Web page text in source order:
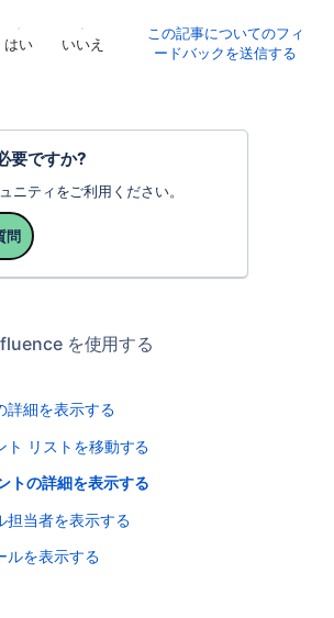
はい いいえ
この記事についてのフィ
ードバックを送信する
要ですか?
ニティをご利用ください。
問
を使用する
詳細を表示する
ト リストを移動する
トの詳細を表示する
担当者を表示する
ルを表示する